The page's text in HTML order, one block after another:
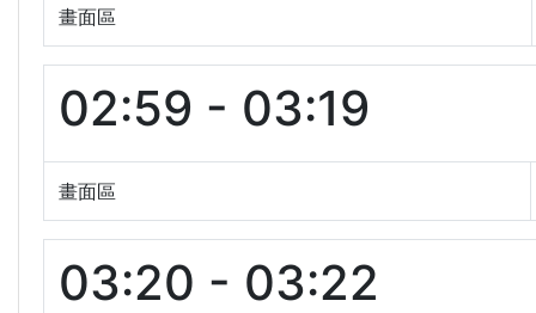
畫面區
02:59 - 03:19
畫面區
03:20 - 03:22